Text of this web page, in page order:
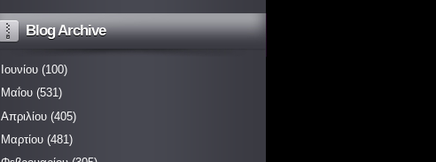
Blog Archive
Ιουνίου (100)
Μαΐου (531)
Απριλίου (405)
Μαρτίου (481)